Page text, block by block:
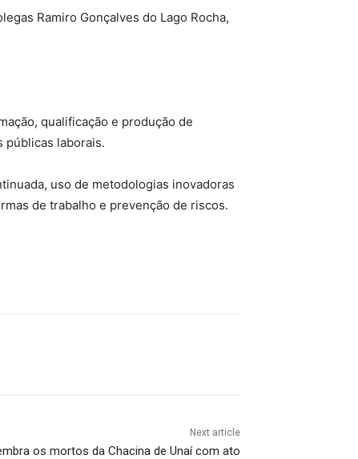
Ramiro Gonçalves do Lago Rocha,
qualificação e produção de
públicas laborais.
uso de metodologias inovadoras
de trabalho e prevenção de riscos.
Next article
os mortos da Chacina de Unaí com ato